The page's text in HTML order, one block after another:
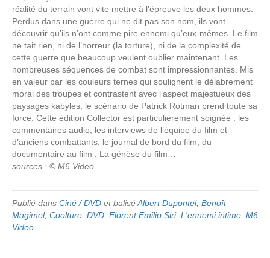
réalité du terrain vont vite mettre à l’épreuve les deux hommes.
Perdus dans une guerre qui ne dit pas son nom, ils vont
découvrir qu’ils n’ont comme pire ennemi qu’eux-mêmes. Le film
ne tait rien, ni de l’horreur (la torture), ni de la complexité de
cette guerre que beaucoup veulent oublier maintenant. Les
nombreuses séquences de combat sont impressionnantes. Mis
en valeur par les couleurs ternes qui soulignent le délabrement
moral des troupes et contrastent avec l’aspect majestueux des
paysages kabyles, le scénario de Patrick Rotman prend toute sa
force. Cette édition Collector est particulièrement soignée : les
commentaires audio, les interviews de l’équipe du film et
d’anciens combattants, le journal de bord du film, du
documentaire au film : La génèse du film…
sources : © M6 Video
Publié dans Ciné / DVD et baliséAlbert Dupontel, Benoît
Magimel, Coolture DVD Florent Emilio Siri, L'ennemi intime M6
Video